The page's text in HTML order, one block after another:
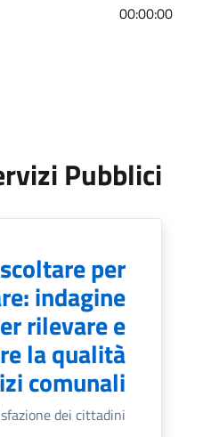
00:00:00
Pubblici
per
indagine
rilevare e
la qualità
comunali
dei cittadini